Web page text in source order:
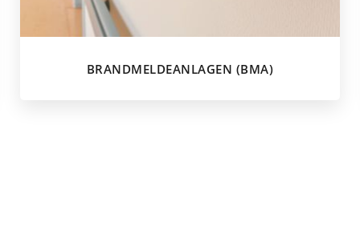
BRANDMELDEANLAGEN (BMA)